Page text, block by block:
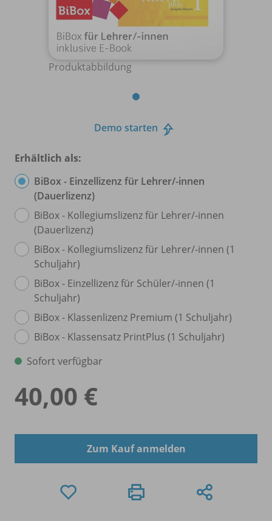
Produktabbildung
Demo starten
Erhältlich als:
BiBox - Einzellizenz für Lehrer/-innen
(Dauerlizenz)
BiBox - Kollegiumslizenz für Lehrer/-innen
(Dauerlizenz)
BiBox - Kollegiumslizenz für Lehrer/-innen (1
Schuljahr)
BiBox - Einzellizenz für Schüler/-innen (1
Schuljahr)
BiBox - Klassenlizenz Premium (1 Schuljahr)
BiBox - Klassensatz PrintPlus (1 Schuljahr)
Sofort verfügbar
40,00 €
Zum Kauf anmelden